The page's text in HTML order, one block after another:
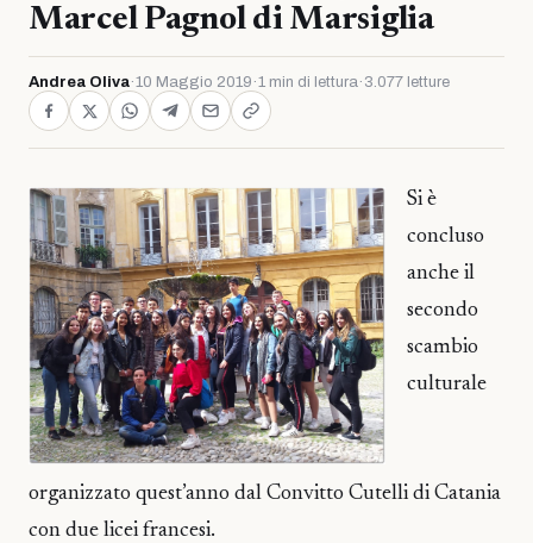
Marcel Pagnol di Marsiglia
Andrea Oliva·10 Maggio 2019 ·1 min di lettura· 3.077 letture
Si è
concluso
anche il
secondo
scambio
culturale
organizzato quest’anno dal Convitto Cutelli di Catania
con due licei francesi.